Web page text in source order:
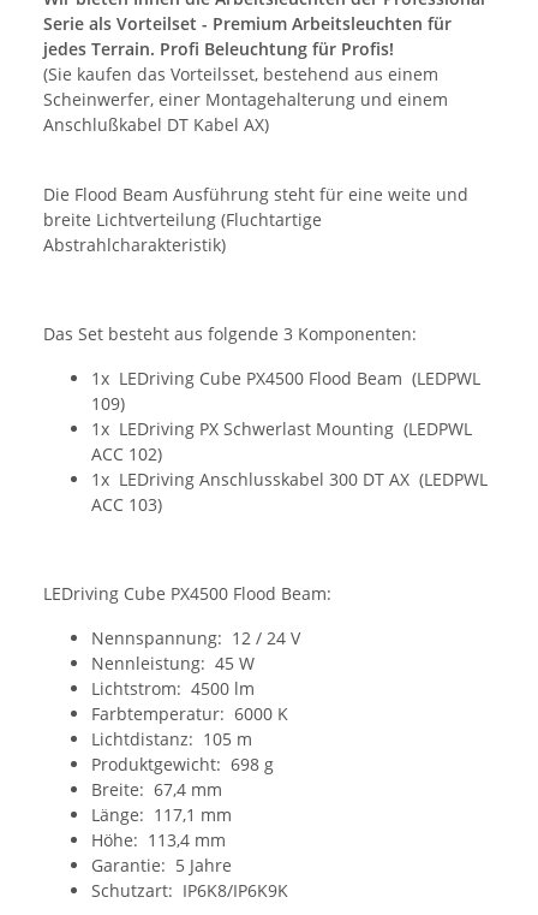
Serie als Vorteilset - Premium Arbeitsleuchten für
jedes Terrain. Profi Beleuchtung für Profis!
(Sie kaufen das Vorteilsset, bestehend aus einem
Scheinwerfer, einer Montagehalterung und einem
Anschlußkabel DT Kabel AX)
Die Flood Beam Ausführung steht für eine weite und
breite Lichtverteilung (Fluchtartige
Abstrahlcharakteristik)
Das Set besteht aus folgende 3 Komponenten:
1x LEDriving Cube PX4500 Flood Beam (LEDPWL
109)
1x LEDriving PX Schwerlast Mounting (LEDPWL
ACC 102)
1x LEDriving Anschlusskabel 300 DT AX (LEDPWL
ACC 103)
LEDriving Cube PX4500 Flood Beam:
Nennspannung: 12 / 24 V
Nennleistung: 45 W
Lichtstrom: 4500 lm
Farbtemperatur: 6000 K
Lichtdistanz: 105 m
Produktgewicht: 698 g
Breite: 67,4 mm
Länge: 117,1 mm
Höhe: 113,4 mm
Garantie: 5 Jahre
Schutzart: IP6K8/IP6K9K